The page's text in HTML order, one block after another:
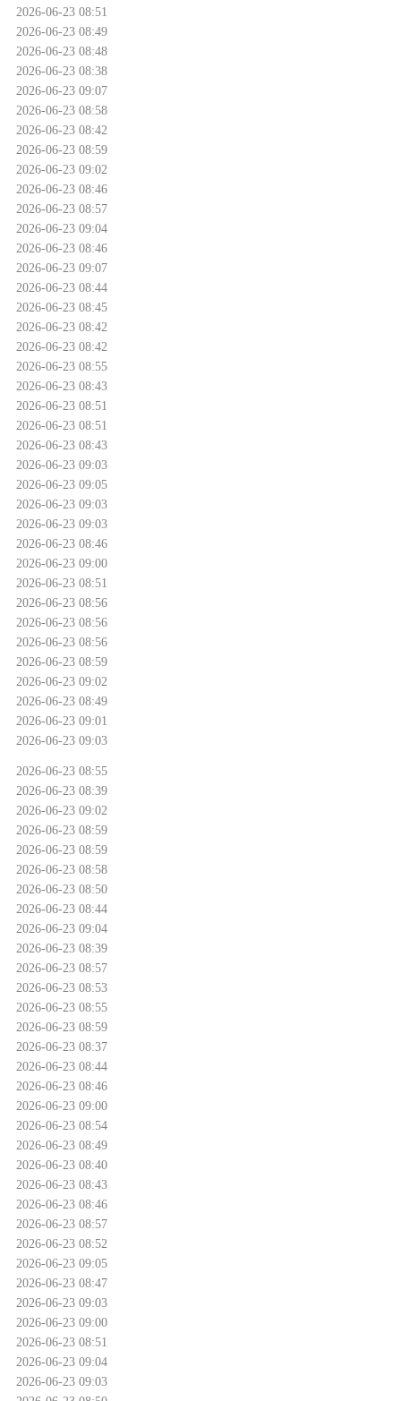
2026-06-23 08:51
2026-06-23 08:49
2026-06-23 08:48
2026-06-23 08:38
2026-06-23 09:07
2026-06-23 08:58
2026-06-23 08:42
2026-06-23 08:59
2026-06-23 09:02
2026-06-23 08:46
2026-06-23 08:57
2026-06-23 09:04
2026-06-23 08:46
2026-06-23 09:07
2026-06-23 08:44
2026-06-23 08:45
2026-06-23 08:42
2026-06-23 08:42
2026-06-23 08:55
2026-06-23 08:43
2026-06-23 08:51
2026-06-23 08:51
2026-06-23 08:43
2026-06-23 09:03
2026-06-23 09:05
2026-06-23 09:03
2026-06-23 09:03
2026-06-23 08:46
2026-06-23 09:00
2026-06-23 08:51
2026-06-23 08:56
2026-06-23 08:56
2026-06-23 08:56
2026-06-23 08:59
2026-06-23 09:02
2026-06-23 08:49
2026-06-23 09:01
2026-06-23 09:03
2026-06-23 08:55
2026-06-23 08:39
2026-06-23 09:02
2026-06-23 08:59
2026-06-23 08:59
2026-06-23 08:58
2026-06-23 08:50
2026-06-23 08:44
2026-06-23 09:04
2026-06-23 08:39
2026-06-23 08:57
2026-06-23 08:53
2026-06-23 08:55
2026-06-23 08:59
2026-06-23 08:37
2026-06-23 08:44
2026-06-23 08:46
2026-06-23 09:00
2026-06-23 08:54
2026-06-23 08:49
2026-06-23 08:40
2026-06-23 08:43
2026-06-23 08:46
2026-06-23 08:57
2026-06-23 08:52
2026-06-23 09:05
2026-06-23 08:47
2026-06-23 09:03
2026-06-23 09:00
2026-06-23 08:51
2026-06-23 09:04
2026-06-23 09:03